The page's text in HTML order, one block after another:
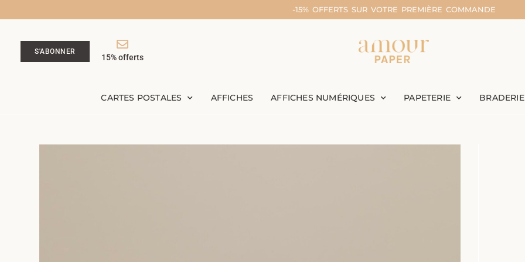
-15% OFFERTS SUR VOTRE PREMIÈRE COMMANDE
S'ABONNER
15% offerts
CARTES POSTALES AFFICHES AFFICHES NUMÉRIQUES PAPETERIE BRADERIE